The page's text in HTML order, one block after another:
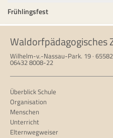
Frühlingsfest
Waldorfpädagogisches
Wilhelm-v.-Nassau-Park. 19 · 65582
06432 8008-22
Überblick Schule
Organisation
Menschen
Unterricht
Elternwegweiser